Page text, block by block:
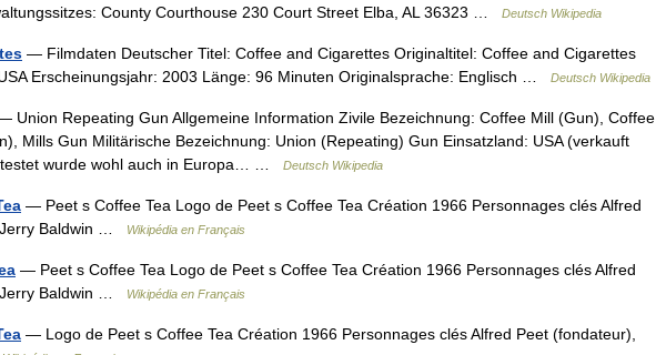
County Courthouse 230 Court Street Elba, AL 36323 …
Deutsch Wikipedia
— Filmdaten Deutscher Titel: Coffee and Cigarettes Originaltitel: Coffee and Cigarettes
Erscheinungsjahr: 2003 Länge: 96 Minuten Originalsprache: Englisch …
Deutsch Wikipedia
Union Repeating Gun Allgemeine Information Zivile Bezeichnung: Coffee Mill (Gun), Coffee
Mills Gun Militärische Bezeichnung: Union (Repeating) Gun Einsatzland: USA (verkauft
wurde wohl auch in Europa… …
Deutsch Wikipedia
— Peet s Coffee Tea Logo de Peet s Coffee Tea Création 1966 Personnages clés Alfred
Baldwin …
Wikipédia en Français
— Peet s Coffee Tea Logo de Peet s Coffee Tea Création 1966 Personnages clés Alfred
Baldwin …
Wikipédia en Français
— Logo de Peet s Coffee Tea Création 1966 Personnages clés Alfred Peet (fondateur),